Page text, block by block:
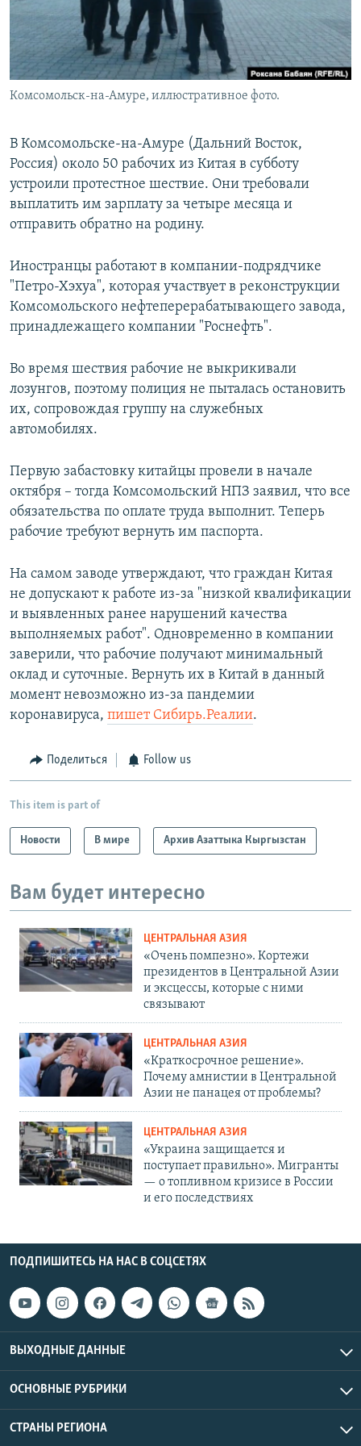
Комсомольск-на-Амуре, иллюстративное фото.
В Комсомольске-на-Амуре (Дальний Восток,
Россия) около 50 рабочих из Китая в субботу
устроили протестное шествие. Они требовали
выплатить им зарплату за четыре месяца и
отправить обратно на родину.
Иностранцы работают в компании-подрядчике
"Петро-Хэхуа", которая участвует в реконструкции
Комсомольского нефтеперерабатывающего завода,
принадлежащего компании "Роснефть".
Во время шествия рабочие не выкрикивали
лозунгов, поэтому полиция не пыталась остановить
их, сопровождая группу на служебных
автомобилях.
Первую забастовку китайцы провели в начале
октября – тогда Комсомольский НПЗ заявил, что все
обязательства по оплате труда выполнит. Теперь
рабочие требуют вернуть им паспорта.
На самом заводе утверждают, что граждан Китая
не допускают к работе из-за "низкой квалификации
и выявленных ранее нарушений качества
выполняемых работ". Одновременно в компании
заверили, что рабочие получают минимальный
оклад и суточные. Вернуть их в Китай в данный
момент невозможно из-за пандемии
коронавируса, пишет Сибирь.Реалии.
Поделиться Follow us
This item is part of
Новости В мире Архив Азаттыка Кыргызстан
Вам будет интересно
ЦЕНТРАЛЬНАЯ АЗИЯ
«Очень помпезно». Кортежи
президентов в Центральной Азии
и эксцессы, которые с ними
связывают
ЦЕНТРАЛЬНАЯ АЗИЯ
«Краткосрочное решение».
Почему амнистии в Центральной
Азии не панацея от проблемы?
ЦЕНТРАЛЬНАЯ АЗИЯ
«Украина защищается и
поступает правильно». Мигранты
— о топливном кризисе в России
и его последствиях
ПОДПИШИТЕСЬ НА НАС В СОЦСЕТЯХ
ВЫХОДНЫЕ ДАННЫЕ
ОСНОВНЫЕ РУБРИКИ
СТРАНЫ РЕГИОНА